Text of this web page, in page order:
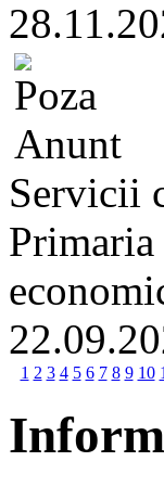
Servicii
1 2 3 4 5 6 7 8 9 10